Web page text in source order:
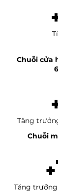
Chuỗi cửa
Tăng
Chuỗi
+
Tăng